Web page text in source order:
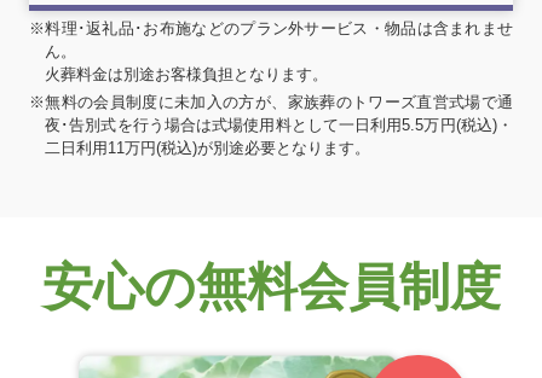
※料理･返礼品･お布施などのプラン外サービス・物品は含まれませ
ん。
火葬料金は別途お客様負担となります。
※無料の会員制度に未加入の方が、家族葬のトワーズ直営式場で通
夜･告別式を行う場合は式場使用料として一日利用5.5万円(税込)・
二日利用11万円(税込)が別途必要となります。
安心の無料会員制度